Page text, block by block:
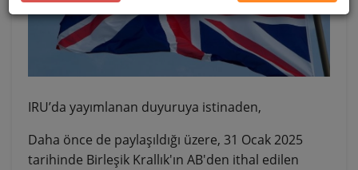
IRU’da yayımlanan duyuruya istinaden,
Daha önce de paylaşıldığı üzere, 31 Ocak 2025
tarihinde Birleşik Krallık'ın AB'den ithal edilen